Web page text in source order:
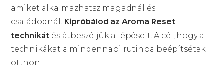
amiket alkalmazhatsz magadnál és
családodnál. Kipróbálod az Aroma Reset
technikát és átbeszéljük a lépéseit. A cél, hogy a
technikákat a mindennapi rutinba beépítsétek
otthon.